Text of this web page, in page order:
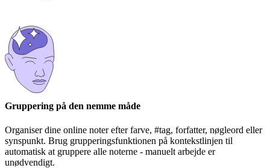
Gruppering på den nemme måde
Organiser dine online noter efter farve, #tag, forfatter, nøgleord eller
synspunkt. Brug grupperingsfunktionen på kontekstlinjen til
automatisk at gruppere alle noterne - manuelt arbejde er
unødvendigt.